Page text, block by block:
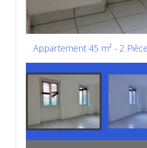
Appartement 45 m² - 2